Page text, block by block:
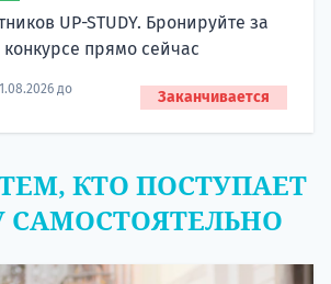
UP-STUDY. Бронируйте за
прямо сейчас
до
Заканчивается
КТО ПОСТУПАЕТ
САМОСТОЯТЕЛЬНО